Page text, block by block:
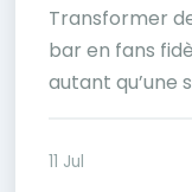
Transformer
bar en fans
autant qu’une
11 Jul